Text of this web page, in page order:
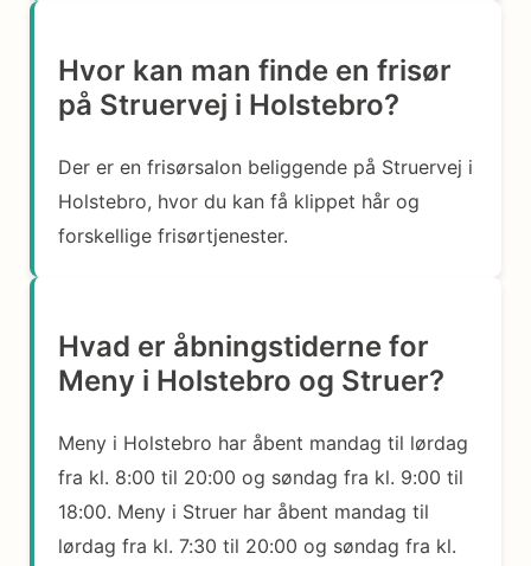
Hvor kan man finde en frisør
på Struervej i Holstebro?
Der er en frisørsalon beliggende på Struervej i
Holstebro, hvor du kan få klippet hår og
forskellige frisørtjenester.
Hvad er åbningstiderne for
Meny i Holstebro og Struer?
Meny i Holstebro har åbent mandag til lørdag
fra kl. 8:00 til 20:00 og søndag fra kl. 9:00 til
18:00. Meny i Struer har åbent mandag til
lørdag fra kl. 7:30 til 20:00 og søndag fra kl.